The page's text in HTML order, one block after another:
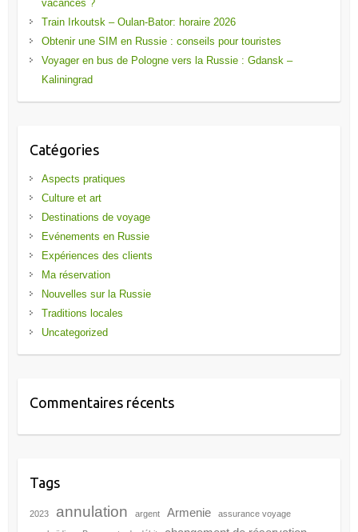
vacances ?
Train Irkoutsk – Oulan-Bator: horaire 2026
Obtenir une SIM en Russie : conseils pour touristes
Voyager en bus de Pologne vers la Russie : Gdansk –
Kaliningrad
Catégories
Aspects pratiques
Culture et art
Destinations de voyage
Evénements en Russie
Expériences des clients
Ma réservation
Nouvelles sur la Russie
Traditions locales
Uncategorized
Commentaires récents
Tags
2023 annulation argent Armenie assurance voyage